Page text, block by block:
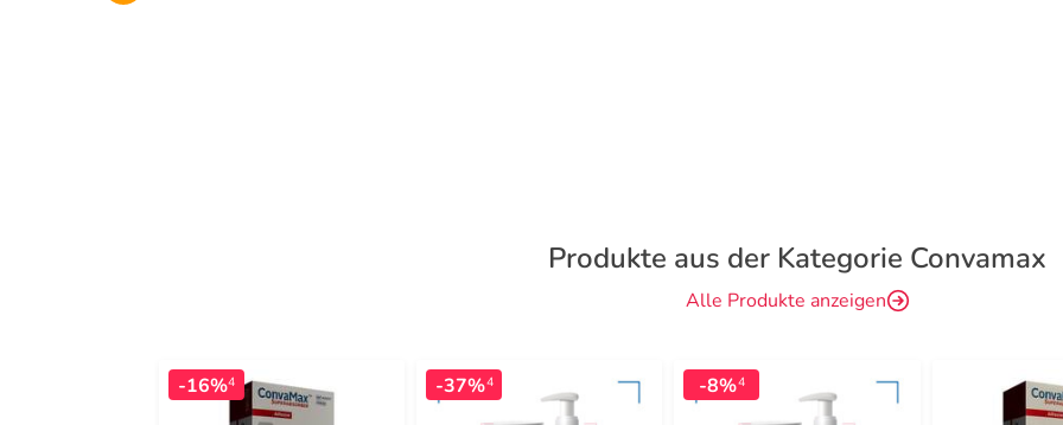
Produkte aus der Kategorie Convamax
Alle Produkte anzeigen
-16%4 -37%4 -8%4